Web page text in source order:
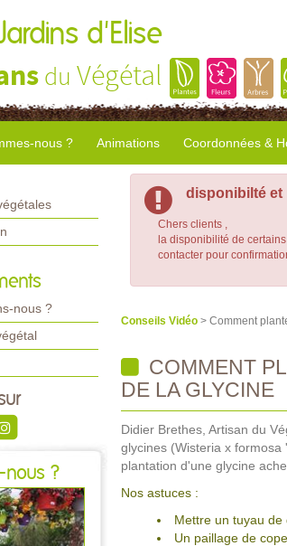
d'Elise
du Végétal
nous ? Animations Coordonnées &
nous ?
-nous ?
disponibilté et
Chers clients ,
la disponibilité de
contacter pour
Conseils Vidéo > Comment
COMMENT
DE LA GLYCINE
Didier Brethes, Artisan du
glycines (Wisteria x formosa
plantation d'une glycine
Nos astuces :
Mettre un tuyau
Un paillage de